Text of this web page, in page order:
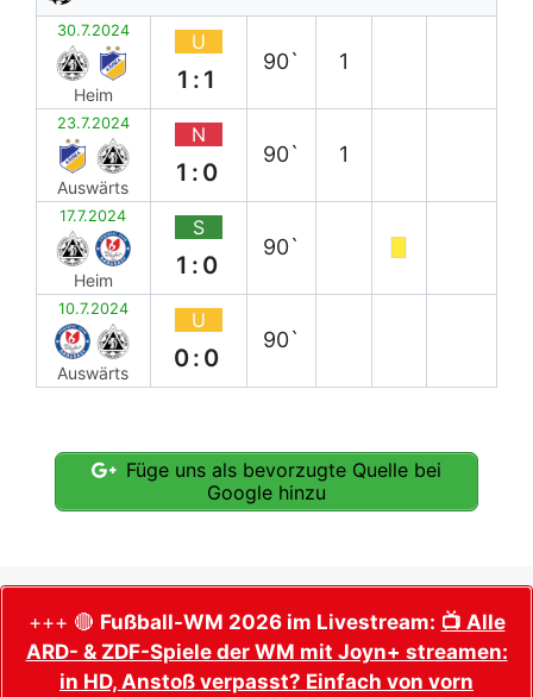
30.7.2024
Heim
U
1:1
90` 1
23.7.2024
Auswärts
N
1:0
90` 1
17.7.2024
Heim
S
1:0
90`
10.7.2024
Auswärts
U
0:0
90`
Füge uns als bevorzugte Quelle bei
Google hinzu
+++ 🔴 Fußball-WM 2026 im Livestream: 📺 Alle
ARD- & ZDF-Spiele der WM mit Joyn+ streamen:
in HD, Anstoß verpasst? Einfach von vorn